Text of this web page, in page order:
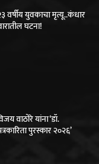
वर्षीय युवकाचा मृत्यू..कंधार
घटना!
वाठोरे यांना ‘डॉ.
पुरस्कार २०२६’